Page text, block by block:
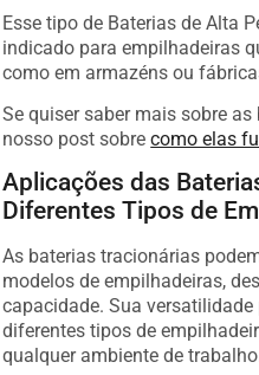
Esse tipo de Baterias de Alta
indicado para empilhadeiras
como em armazéns ou
Se quiser saber mais sobre
nosso post sobre como elas
Aplicações das
Diferentes Tipos de
As baterias tracionárias
modelos de empilhadeiras,
capacidade. Sua
diferentes tipos de
qualquer ambiente de trabalho.